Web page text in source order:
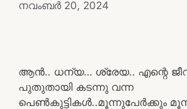
നവംബർ 20, 2024
ആൻ.. ധന്യ… ശ്രേയ.. എന്റെ
പുതുതായി കടന്നു വന്ന
പെൺകുട്ടികൾ..മൂന്നുപേർക്കും